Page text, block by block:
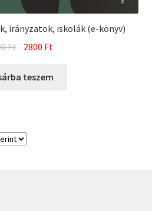
irányzatok, iskolák (e-könyv)
Ft Original
was:
2800 Ft
is:
teszem